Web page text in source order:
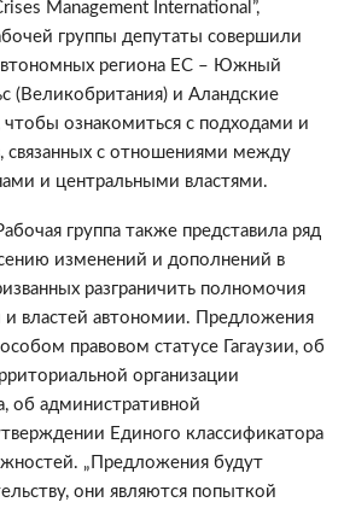
Management International”,
группы депутаты совершили
региона ЕС – Южный
(Великобритания) и Аландские
чтобы ознакомиться с подходами и
связанных с отношениями между
и центральными властями.
группа также представила ряд
изменений и дополнений в
разграничить полномочия
и властей автономии. Предложения
правовом статусе Гагаузии, об
организации
об административной
Единого классификатора
„Предложения будут
они являются попыткой